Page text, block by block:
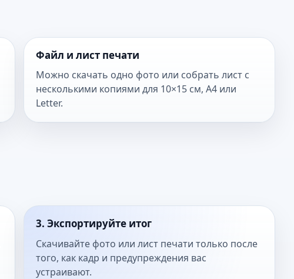
Файл и лист печати
Можно скачать одно фото или собрать лист с
несколькими копиями для 10×15 см, A4 или
Letter.
3. Экспортируйте итог
Скачивайте фото или лист печати только после
того, как кадр и предупреждения вас
устраивают.